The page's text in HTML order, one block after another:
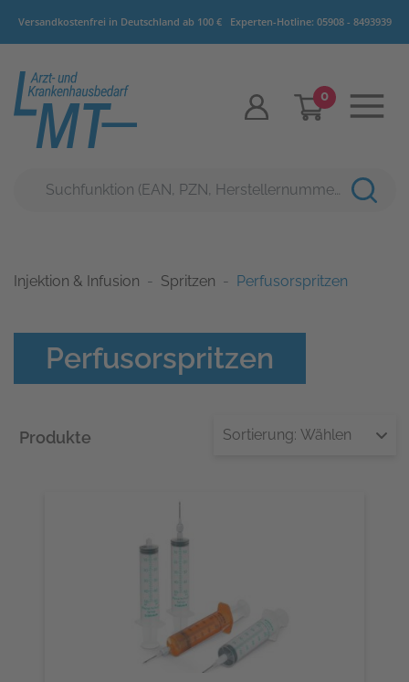
Versandkostenfrei in Deutschland ab 100 € Experten-Hotline: 05908 - 8493939
0
Injektion & Infusion Spritzen Perfusorspritzen
Perfusorspritzen
Produkte Sortierung: Wählen